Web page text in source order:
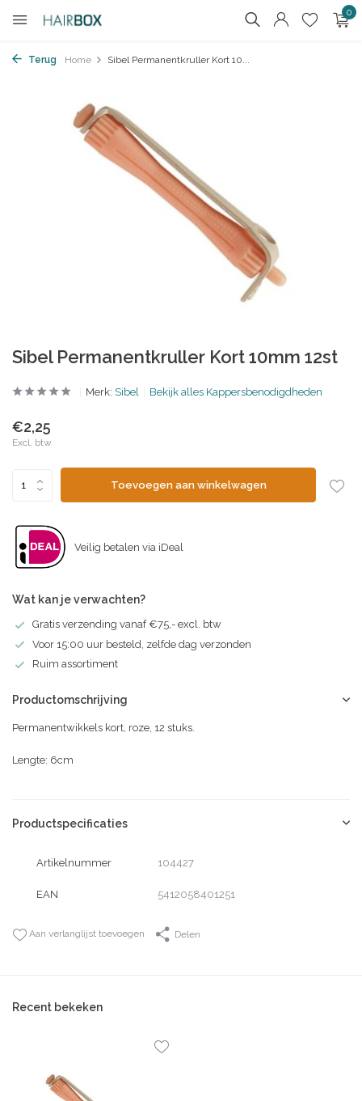
0
Terug Home Sibel Permanentkruller Kort 10...
Sibel Permanentkruller Kort 10mm 12st
Merk: Sibel Bekijk alles Kappersbenodigdheden
€2,25
Excl. btw
Toevoegen aan winkelwagen
Veilig betalen via iDeal
Wat kan je verwachten?
Gratis verzending vanaf €75,- excl. btw
Voor 15:00 uur besteld, zelfde dag verzonden
Ruim assortiment
Productomschrijving
Permanentwikkels kort, roze, 12 stuks.
Lengte: 6cm
Productspecificaties
Artikelnummer 104427
EAN 5412058401251
Aan verlanglijst toevoegen Delen
Recent bekeken